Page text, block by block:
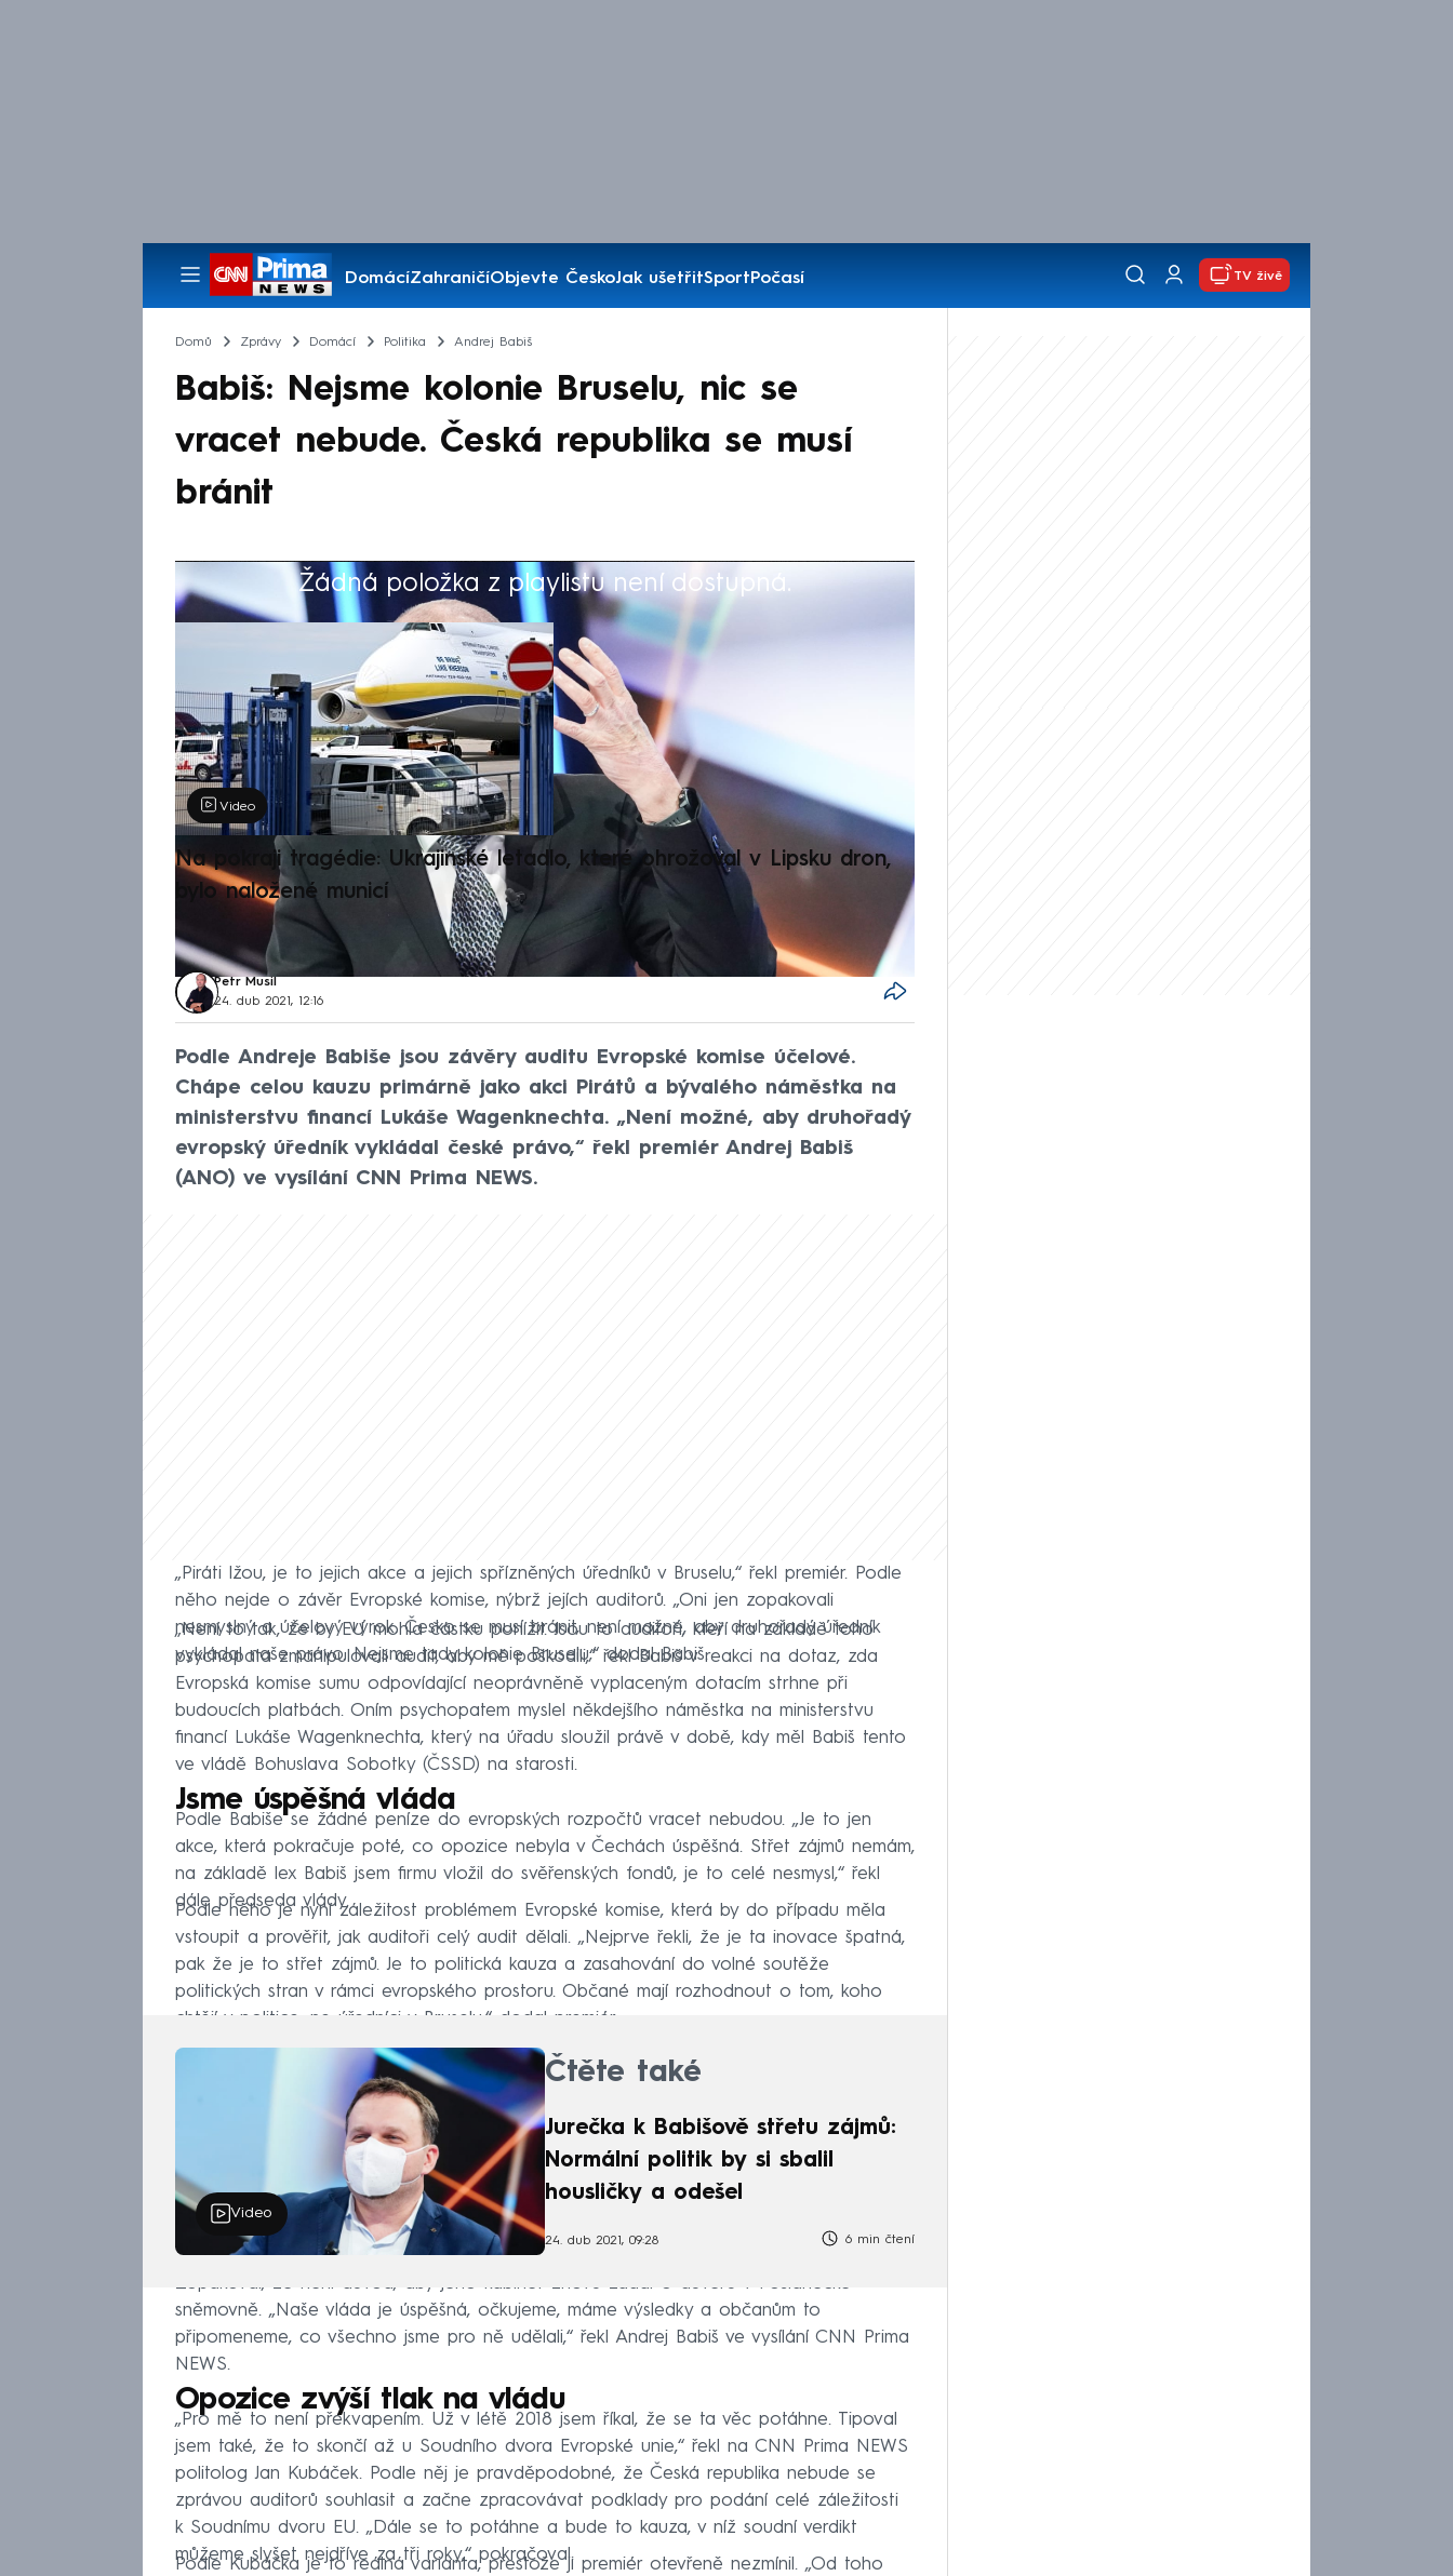
DomácíZahraničíObjevte ČeskoJak ušetřitSportPočasí
Pořady
TV živě
Domů Zprávy Domácí Politika Andrej Babiš
Babiš: Nejsme kolonie Bruselu, nic se
vracet nebude. Česká republika se musí
bránit
Žádná položka z playlistu není dostupná.
Výběr redakce
Video
Na pokraji tragédie: Ukrajinské letadlo, které ohrožoval v Lipsku dron,
bylo naložené municí
Petr Musil
24. dub 2021, 12:16
Podle Andreje Babiše jsou závěry auditu Evropské komise účelové.
Chápe celou kauzu primárně jako akci Pirátů a bývalého náměstka na
ministerstvu financí Lukáše Wagenknechta. „Není možné, aby druhořadý
evropský úředník vykládal české právo,“ řekl premiér Andrej Babiš
(ANO) ve vysílání CNN Prima NEWS.
„Piráti lžou, je to jejich akce a jejich spřízněných úředníků v Bruselu,“ řekl premiér. Podle
něho nejde o závěr Evropské komise, nýbrž jejích auditorů. „Oni jen zopakovali
nesmyslný a účelový výrok. Česko se musí bránit, není možné, aby druhořadý úředník
vykládal naše právo. Nejsme tady kolonie Bruselu,“ dodal Babiš.
„Není to tak, že by EU mohla částku ponížit. Jsou to auditoři, kteří na základě toho
psychopata zmanipulovali audit, aby mě poškodili,“ řekl Babiš v reakci na dotaz, zda
Evropská komise sumu odpovídající neoprávněně vyplaceným dotacím strhne při
budoucích platbách. Oním psychopatem myslel někdejšího náměstka na ministerstvu
financí Lukáše Wagenknechta, který na úřadu sloužil právě v době, kdy měl Babiš tento
ve vládě Bohuslava Sobotky (ČSSD) na starosti.
Jsme úspěšná vláda
Podle Babiše se žádné peníze do evropských rozpočtů vracet nebudou. „Je to jen
akce, která pokračuje poté, co opozice nebyla v Čechách úspěšná. Střet zájmů nemám,
na základě lex Babiš jsem firmu vložil do svěřenských fondů, je to celé nesmysl,“ řekl
dále předseda vlády.
Podle něho je nyní záležitost problémem Evropské komise, která by do případu měla
vstoupit a prověřit, jak auditoři celý audit dělali. „Nejprve řekli, že je ta inovace špatná,
pak že je to střet zájmů. Je to politická kauza a zasahování do volné soutěže
politických stran v rámci evropského prostoru. Občané mají rozhodnout o tom, koho
chtějí v politice, ne úředníci v Bruselu,“ dodal premiér.
Video
Čtěte také
Jurečka k Babišově střetu zájmů:
Normální politik by si sbalil
housličky a odešel
24. dub 2021, 09:28 6 min čtení
Zopakoval, že není důvod, aby jeho kabinet znovu žádal o důvěru v Poslanecké
sněmovně. „Naše vláda je úspěšná, očkujeme, máme výsledky a občanům to
připomeneme, co všechno jsme pro ně udělali,“ řekl Andrej Babiš ve vysílání CNN Prima
NEWS.
Opozice zvýší tlak na vládu
„Pro mě to není překvapením. Už v létě 2018 jsem říkal, že se ta věc potáhne. Tipoval
jsem také, že to skončí až u Soudního dvora Evropské unie,“ řekl na CNN Prima NEWS
politolog Jan Kubáček. Podle něj je pravděpodobné, že Česká republika nebude se
zprávou auditorů souhlasit a začne zpracovávat podklady pro podání celé záležitosti
k Soudnímu dvoru EU. „Dále se to potáhne a bude to kauza, v níž soudní verdikt
můžeme slyšet nejdříve za tři roky,“ pokračoval.
Podle Kubáčka je to reálná varianta, přestože ji premiér otevřeně nezmínil. „Od toho